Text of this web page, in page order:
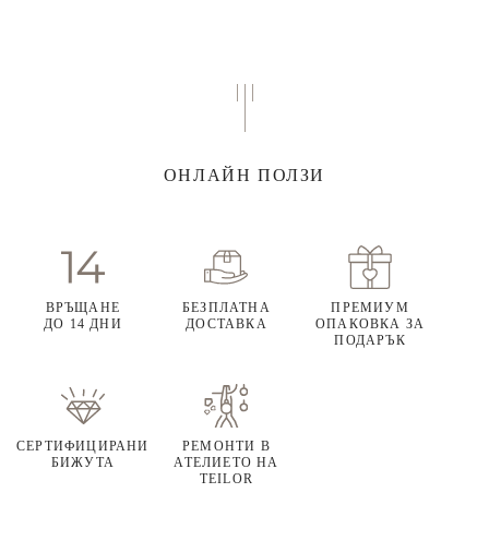
ОНЛАЙН ПОЛЗИ
ВРЪЩАНЕ
ДО 14 ДНИ
БЕЗПЛАТНА
ДОСТАВКА
ПРЕМИУМ
ОПАКОВКА ЗА
ПОДАРЪК
СЕРТИФИЦИРАНИ
БИЖУТА
РЕМОНТИ В
АТЕЛИЕТО НА
TEILOR